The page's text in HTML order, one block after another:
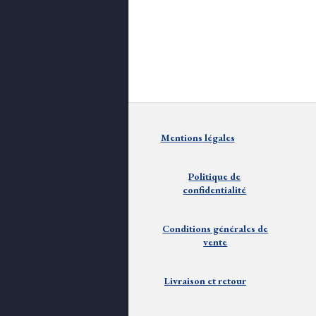
Mentions légales
Politique de
confidentialité
Conditions générales de
vente
Livraison etretour